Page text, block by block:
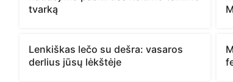
tvarką
Lenkiškas lečo su dešra: vasaros
derlius jūsų lėkštėje